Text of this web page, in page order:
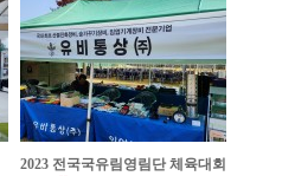
2023 전국국유림영림단 체육대회